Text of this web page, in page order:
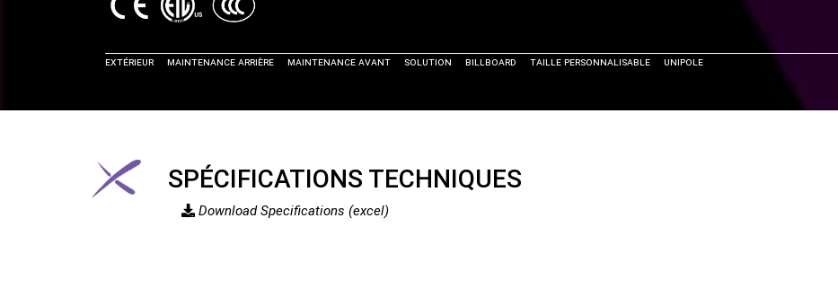
EXTéRIEUR Maintenance Arrière Maintenance Avant Solution Billboard Taille Personnalisable Unipole
SPÉCIFICATIONS TECHNIQUES
Download Specifications (excel)